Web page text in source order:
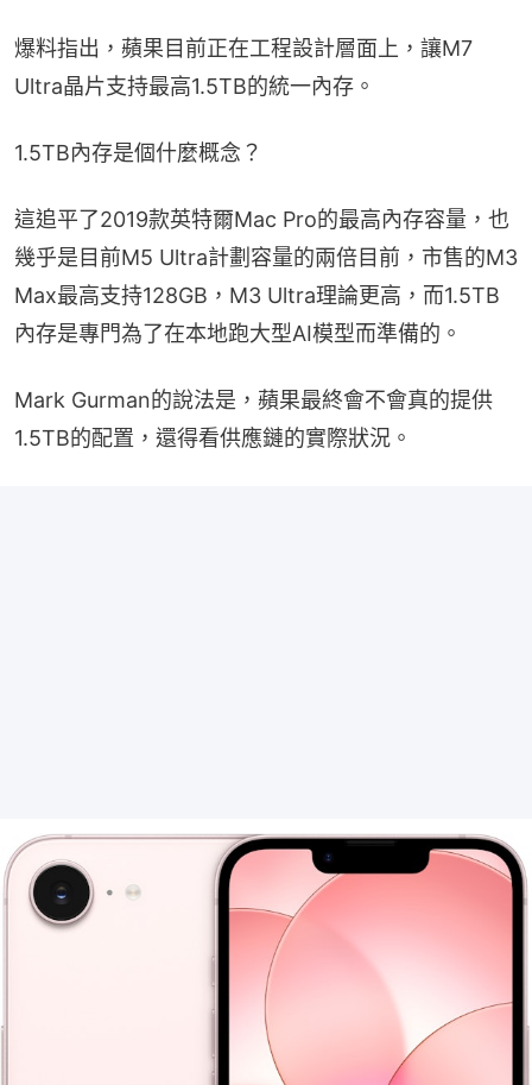
爆料指出，蘋果目前正在工程設計層面上，讓M7
Ultra晶片支持最高1.5TB的統一內存。
1.5TB內存是個什麼概念？
這追平了2019款英特爾Mac Pro的最高內存容量，也
幾乎是目前M5 Ultra計劃容量的兩倍目前，市售的M3
Max最高支持128GB，M3 Ultra理論更高，而1.5TB
內存是專門為了在本地跑大型AI模型而準備的。
Mark Gurman的說法是，蘋果最終會不會真的提供
1.5TB的配置，還得看供應鏈的實際狀況。